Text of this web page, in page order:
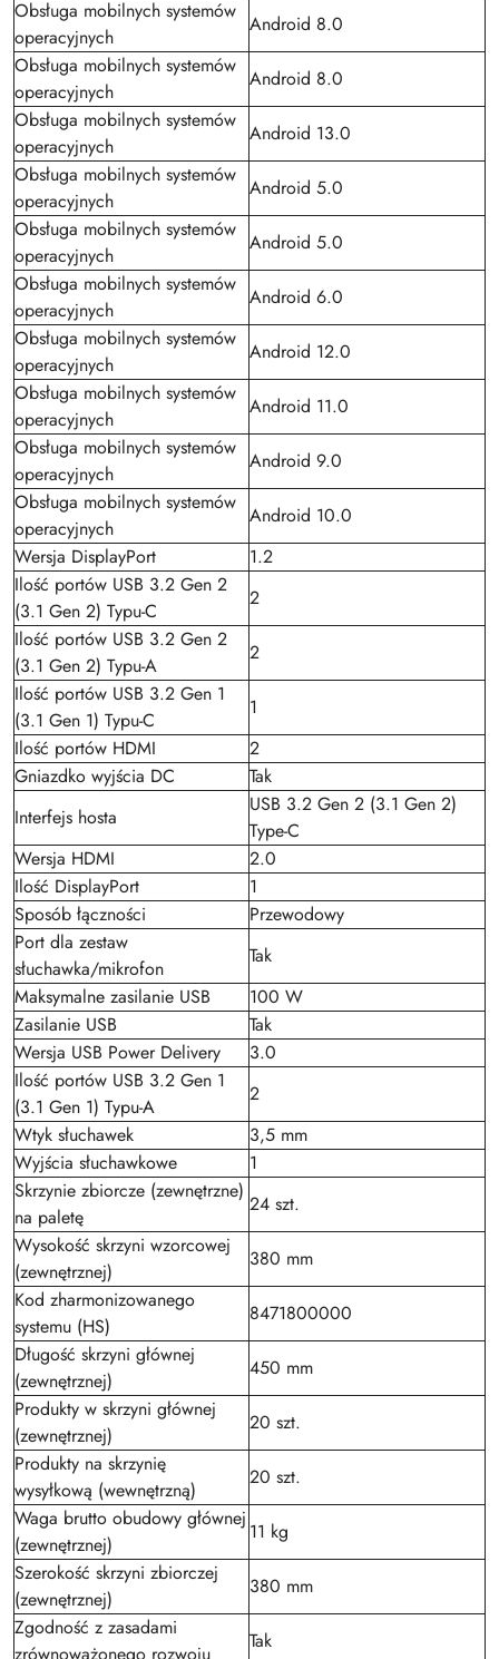
Obsługa mobilnych systemów
operacyjnych
Android 8.0
Obsługa mobilnych systemów
operacyjnych
Android 8.0
Obsługa mobilnych systemów
operacyjnych
Android 13.0
Obsługa mobilnych systemów
operacyjnych
Android 5.0
Obsługa mobilnych systemów
operacyjnych
Android 5.0
Obsługa mobilnych systemów
operacyjnych
Android 6.0
Obsługa mobilnych systemów
operacyjnych
Android 12.0
Obsługa mobilnych systemów
operacyjnych
Android 11.0
Obsługa mobilnych systemów
operacyjnych
Android 9.0
Obsługa mobilnych systemów
operacyjnych
Android 10.0
Wersja DisplayPort
1.2
Ilość portów USB 3.2 Gen 2
(3.1 Gen 2) Typu-C
2
Ilość portów USB 3.2 Gen 2
(3.1 Gen 2) Typu-A
2
Ilość portów USB 3.2 Gen 1
(3.1 Gen 1) Typu-C
1
Ilość portów HDMI
2
Gniazdko wyjścia DC
Tak
Interfejs hosta
USB 3.2 Gen 2 (3.1 Gen 2)
Type-C
Wersja HDMI
2.0
Ilość DisplayPort
1
Sposób łączności
Przewodowy
Port dla zestaw
słuchawka/mikrofon
Tak
Maksymalne zasilanie USB
100 W
Zasilanie USB
Tak
Wersja USB Power Delivery
3.0
Ilość portów USB 3.2 Gen 1
(3.1 Gen 1) Typu-A
2
Wtyk słuchawek
3,5 mm
Wyjścia słuchawkowe
1
Skrzynie zbiorcze (zewnętrzne)
na paletę
24 szt.
Wysokość skrzyni wzorcowej
(zewnętrznej)
380 mm
Kod zharmonizowanego
systemu (HS)
8471800000
Długość skrzyni głównej
(zewnętrznej)
450 mm
Produkty w skrzyni głównej
(zewnętrznej)
20 szt.
Produkty na skrzynię
wysyłkową (wewnętrzną)
20 szt.
Waga brutto obudowy głównej
(zewnętrznej)
11 kg
Szerokość skrzyni zbiorczej
(zewnętrznej)
380 mm
Zgodność z zasadami
zrównoważonego rozwoju
Tak